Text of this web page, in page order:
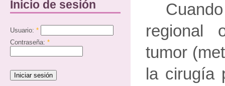
Inicio de sesión
Usuario: *
Contraseña: *
regional
tumor
la cirugía